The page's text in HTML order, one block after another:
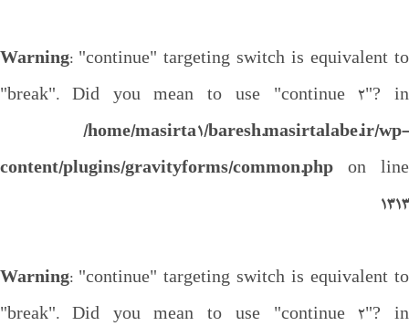
Warning: "continue" targeting switch is equivalent to
"break". Did you mean to use "continue 2"? in
/home/masirta1/baresh.masirtalabe.ir/wp-
content/plugins/gravityforms/common.php on line
1313
Warning: "continue" targeting switch is equivalent to
"break". Did you mean to use "continue 2"? in